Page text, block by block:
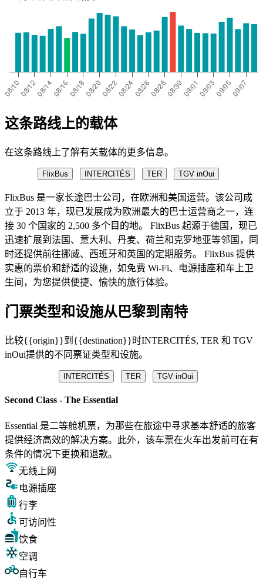
这条路线上的载体
在这条路线上了解有关载体的更多信息。
FlixBus INTERCITÉS TER TGV inOui
FlixBus 是一家长途巴士公司，在欧洲和美国运营。该公司成
立于 2013 年，现已发展成为欧洲最大的巴士运营商之一，连
接 30 个国家的 2,500 多个目的地。 FlixBus 起源于德国，现已
迅速扩展到法国、意大利、丹麦、荷兰和克罗地亚等邻国，同
时还提供前往挪威、西班牙和英国的定期服务。 FlixBus 提供
实惠的票价和舒适的设施，如免费 Wi-Fi、电源插座和车上卫
生间，为您提供便捷、愉快的旅行体验。
门票类型和设施从巴黎到南特
比较{{origin}}到{{destination}}时INTERCITÉS, TER 和 TGV
inOui提供的不同票证类型和设施。
INTERCITÉS TER TGV inOui
Second Class - The Essential
Essential 是二等舱机票，为那些在旅途中寻求基本舒适的旅客
提供经济高效的解决方案。此外，该车票在火车出发前可在有
条件的情况下更换和退款。
无线上网
电源插座
行李
可访问性
饮食
空调
自行车